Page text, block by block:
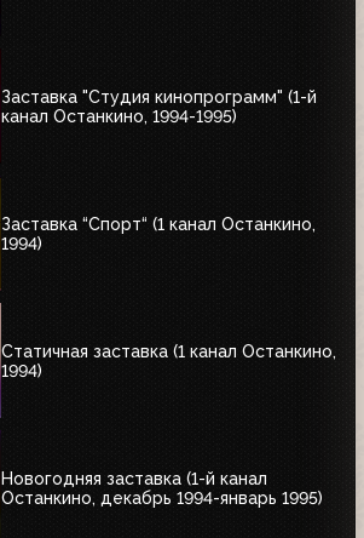
Заставка "Студия кинопрограмм" (1-й
канал Останкино, 1994-1995)
Заставка “Спорт“ (1 канал Останкино,
1994)
Статичная заставка (1 канал Останкино,
1994)
Новогодняя заставка (1-й канал
Останкино, декабрь 1994-январь 1995)